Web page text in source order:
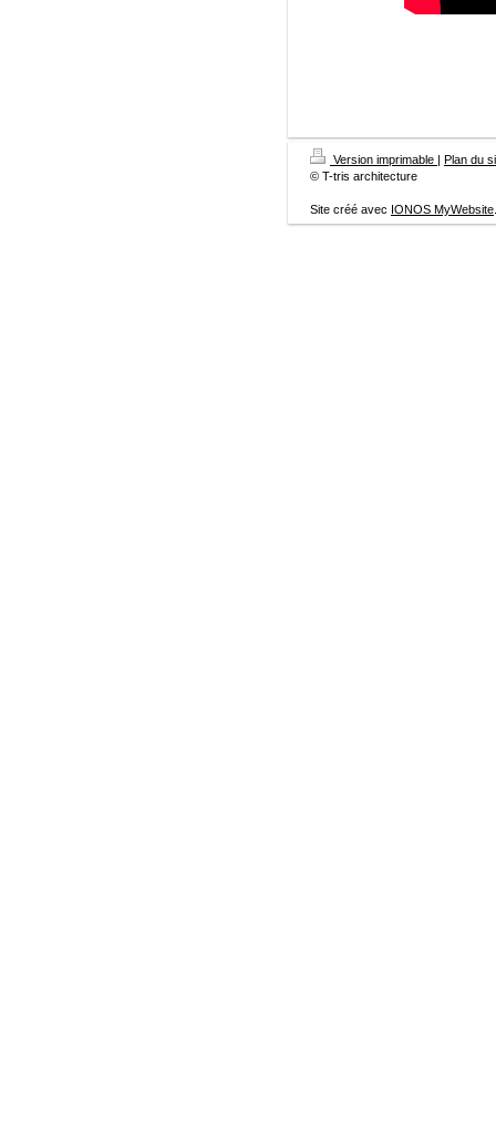
Version imprimable | Plan du
© T-tris architecture
Site créé avec IONOS MyWebsite